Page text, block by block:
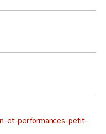
et-performances-petit-